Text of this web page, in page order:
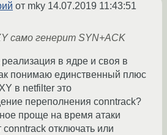
от mky 14.07.2019 11:43:51
само генерит SYN+ACK
реализация в ядре и своя в
понимаю единственный плюс
в netfilter это
переполнения conntrack?
проще на время атаки
conntrack отключать или